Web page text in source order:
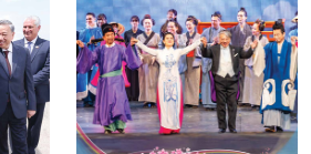
Video: Cơ hội giao lưu quốc tế cho học
sinh Việt Nam tại trại hè Artek